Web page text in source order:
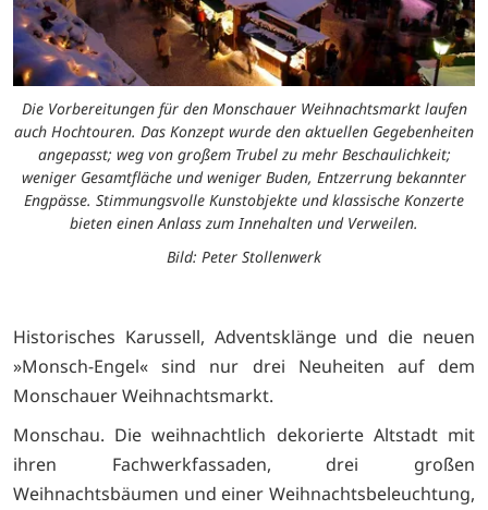
Die Vorbereitungen für den Monschauer Weihnachtsmarkt laufen
auch Hochtouren. Das Konzept wurde den aktuellen Gegebenheiten
angepasst; weg von großem Trubel zu mehr Beschaulichkeit;
weniger Gesamtfläche und weniger Buden, Entzerrung bekannter
Engpässe. Stimmungsvolle Kunstobjekte und klassische Konzerte
bieten einen Anlass zum Innehalten und Verweilen.
Bild: Peter Stollenwerk
Historisches Karussell, Adventsklänge und die neuen
»Monsch-Engel« sind nur drei Neuheiten auf dem
Monschauer Weihnachtsmarkt.
Monschau. Die weihnachtlich dekorierte Altstadt mit
ihren Fachwerkfassaden, drei großen
Weihnachtsbäumen und einer Weihnachtsbeleuchtung,